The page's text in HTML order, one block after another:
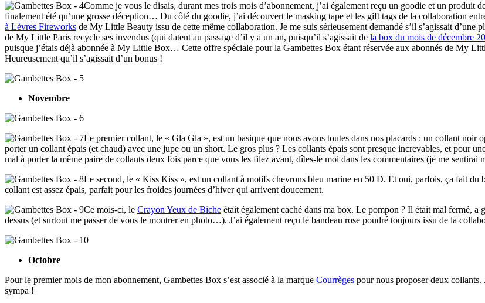
Comme je vous le disais, durant mes trois mois d’abonnement, j’ai également reçu un goodie et un produit
finalement été qu’une grosse déception… Du côté du goodie, j’ai découvert le masking tape et les gift tags de la collaboration
à Lèvres Fireworks de My Little Beauty issu de cette même collaboration. Je me suis sérieusement demandé s’il s’agissait
de My Little Paris recycle ses invendus (qui datent au passage d’il y a un an, puisqu’il s’agissait de la box du mois de décembre
puisque j’étais déjà abonnée à My Little Box… Cette offre spéciale pour la Gambettes Box étant réservée aux abonnés de My
Heureusement qu’il s’agissait d’un bonus !
Novembre
Le premier collant, le « Gla Gla », est un basique que nous avons toutes dans nos placards : un collant noir
porter un collant épais (et chaud) avec une jupe ou un short. Le gros plus ? Les collants épais sont presque increvables, et pour
mal à porter la même paire de collants deux fois parce que vous les filez avant, dîtes-le moi dans les commentaires (je me sentirai
Le second, le « Kiss Kiss », est un collant à motifs chevrons bleu marine en 50 D. Et oui, parfois, ça fait
collant est assez épais, parfait pour les froides journées d’hiver qui arrivent doucement.
Ce mois-ci, le Crayon Yeux de Biche était également caché dans ma box. Le pompon ? Il était mal fermé,
dessus (et surtout me passer de vous le montrer en photo…). J’ai également reçu le bandeau rose poudré toujours issu de la
Octobre
Pour le premier mois de mon abonnement, Gambettes Box s’est associé à la marque Courrèges pour nous proposer deux collants.
sympa !